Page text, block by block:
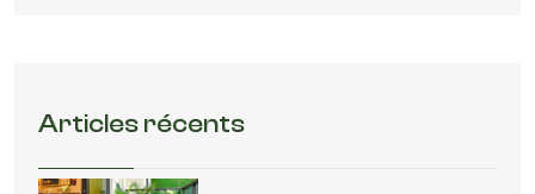
Articles récents